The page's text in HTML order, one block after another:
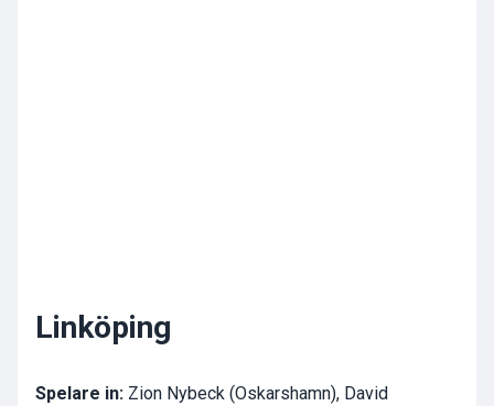
Linköping
Spelare in: Zion Nybeck (Oskarshamn), David